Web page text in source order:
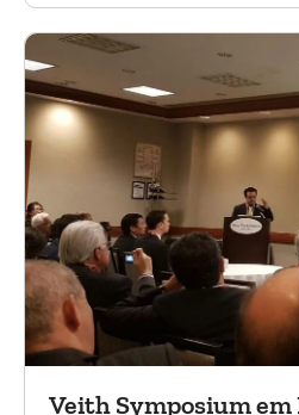
multilayer. Mais de 200
sem nenhum caso de
Veith Symposium em